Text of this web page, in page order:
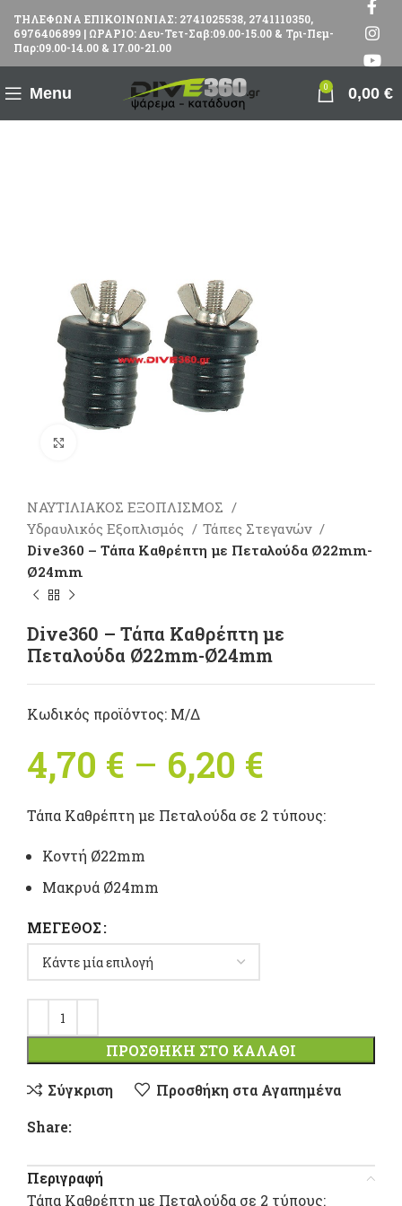
ΤΗΛΕΦΩΝΑ ΕΠΙΚΟΙΝΩΝΙΑΣ: 2741025538, 2741110350,
6976406899 | ΩΡΑΡΙΟ: Δευ-Τετ-Σαβ:09.00-15.00 & Τρι-Πεμ-
Παρ:09.00-14.00 & 17.00-21.00
Menu 0 0,00 €
ΝΑΥΤΙΛΙΑΚΟΣ ΕΞΟΠΛΙΣΜΟΣ
Υδραυλικός Εξοπλισμός
Τάπες Στεγανών
Dive360 – Τάπα Καθρέπτη με Πεταλούδα Ø22mm-
Ø24mm
Dive360 – Τάπα Καθρέπτη με
Πεταλούδα Ø22mm-Ø24mm
Κωδικός προϊόντος: Μ/Δ
4,70 € – 6,20 €
range:
Τάπα Καθρέπτη με Πεταλούδα σε 2 τύπους:
Κοντή Ø22mm
Μακρυά Ø24mm
ΜΈΓΕΘΟΣ
ΠΡΟΣΘΉΚΗ ΣΤΟ ΚΑΛΆΘΙ
Σύγκριση
Προσθήκη στα Αγαπημένα
Share:
Περιγραφή
Τάπα Καθρέπτη με Πεταλούδα σε 2 τύπους: